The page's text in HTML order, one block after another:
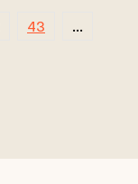
43
…